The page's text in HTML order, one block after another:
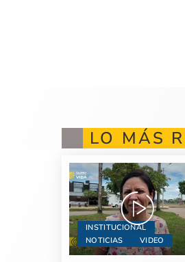
LO MÁS
INSTITUCIONAL
NOTICIAS
VIDEO